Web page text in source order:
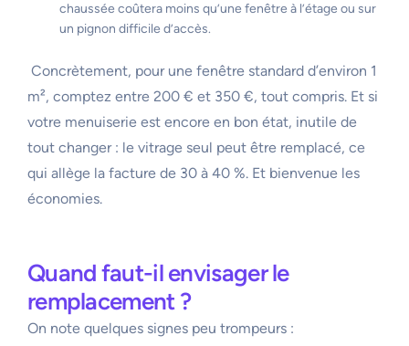
chaussée coûtera moins qu’une fenêtre à l’étage ou sur
un pignon difficile d’accès.
Concrètement, pour une fenêtre standard d’environ 1
m², comptez entre 200 € et 350 €, tout compris. Et si
votre menuiserie est encore en bon état, inutile de
tout changer : le vitrage seul peut être remplacé, ce
qui allège la facture de 30 à 40 %. Et bienvenue les
économies.
Quand faut-il envisager le
remplacement ?
On note quelques signes peu trompeurs :